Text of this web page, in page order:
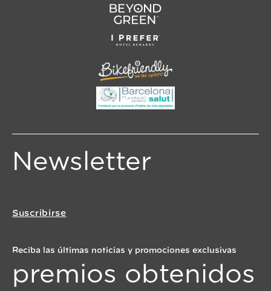
Newsletter
Suscribirse
Reciba las últimas noticias y promociones exclusivas
premios obtenidos